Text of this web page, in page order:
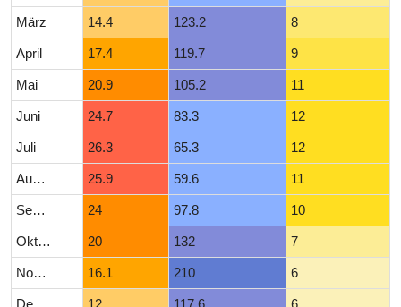
März 14.4 123.2 8
April 17.4 119.7 9
Mai 20.9 105.2 11
Juni 24.7 83.3 12
Juli 26.3 65.3 12
August 25.9 59.6 11
September 24 97.8 10
Oktober 20 132 7
November 16.1 210 6
12 117.6 6